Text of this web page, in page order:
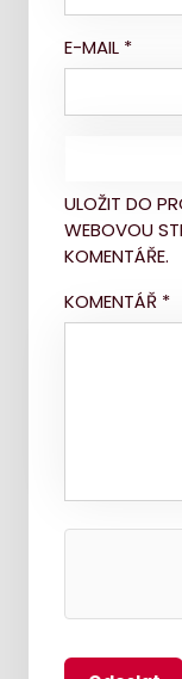
E-MAIL *
ULOŽIT DO
WEBOVOU
KOMENTÁŘE.
KOMENTÁŘ *